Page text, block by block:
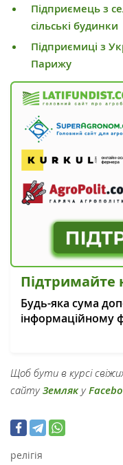
Підприємець з
сільські будинки
Підприємиці з
Парижу
Підтримайте
Будь-яка сума
інформаційному
Щоб бути в курсі
сайтуЗемляку
релігія